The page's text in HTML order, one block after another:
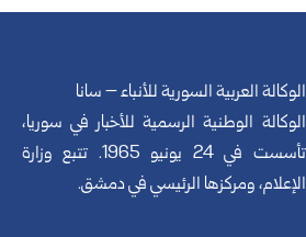
الوكالة العربية السورية للأنباء – سانا
الوكالة الوطنية الرسمية للأخبار في سوريا،
تأسست في 24 يونيو 1965. تتبع وزارة
الإعلام، ومركزها الرئيسي في دمشق.